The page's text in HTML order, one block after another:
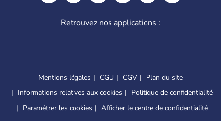
Retrouvez nos applications :
Mentions légales CGU CGV
Plan du site
Informations relatives aux cookies
Politique de confidentialité
Paramétrer les cookies
Afficher le centre de confidentialité